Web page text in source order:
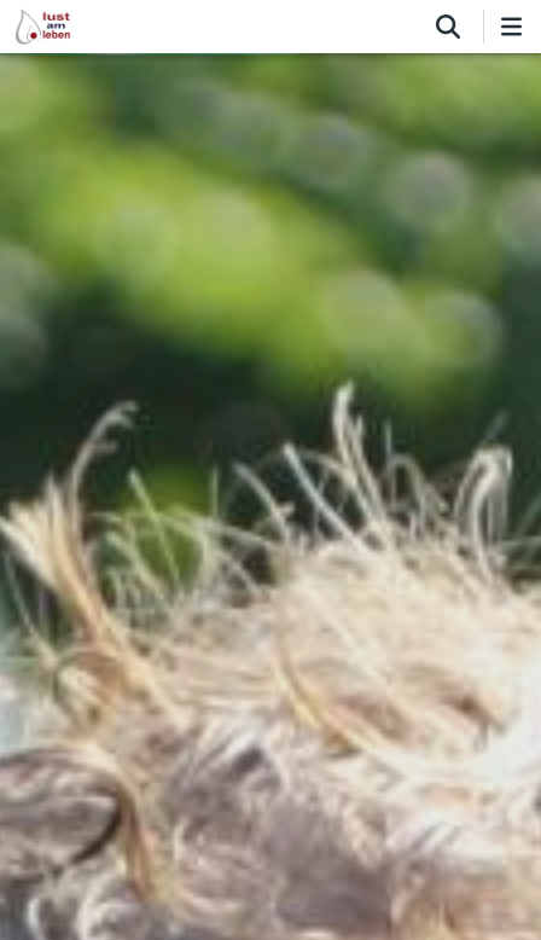
Direkt
zum
Inhalt